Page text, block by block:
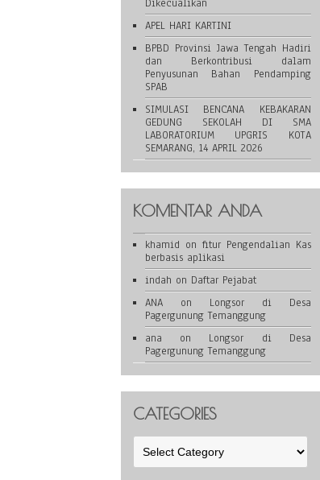
Dikecualikan
APEL HARI KARTINI
BPBD Provinsi Jawa Tengah Hadiri
dan Berkontribusi dalam
Penyusunan Bahan Pendamping
SPAB
SIMULASI BENCANA KEBAKARAN
GEDUNG SEKOLAH DI SMA
LABORATORIUM UPGRIS KOTA
SEMARANG, 14 APRIL 2026
KOMENTAR ANDA
khamid on fitur Pengendalian Kas
berbasis aplikasi
indah on Daftar Pejabat
ANAon Longsor di Desa
Pagergunung Temanggung
ana on Longsor di Desa
Pagergunung Temanggung
CATEGORIES
Categories